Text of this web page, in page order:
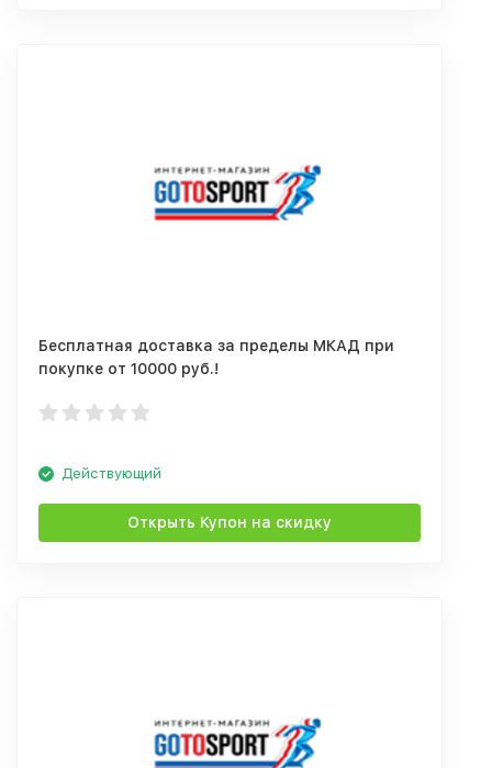
Бесплатная доставка за пределы МКАД при
покупке от 10000 руб.!
Действующий
Открыть Купон на скидку